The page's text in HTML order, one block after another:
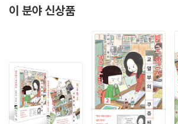
끼리일지라도 “평등은 개뿔!”이라는 소리가 나올
터와 만화 분량을 책임지며 글과 그림을 모두 공동
부부는 「작가의 말」을 통해 이렇게 말한다. “자라
터 배운다. 평등한 세상에서 자란 아이들은 자연스
중받는 사회를 위해 노력할 것이다. 약자를 위해
이다.”라고. 부부에게 더 많은 평등이 필요한 이유
이 분야 신상품